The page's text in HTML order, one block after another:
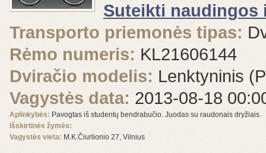
Suteikti naudingos
Transporto priemonės tipas:
Rėmo numeris: KL21606144
Dviračio modelis: Lenktyninis
Vagystės data: 2013-08-18
Aplinkybės: Pavogtas iš studentų bendrabučio. Juodas su raudonais dryžiais.
Išskirtinės žymės:
Vagystės vieta: M.K.Čiurlionio 27, Vilnius